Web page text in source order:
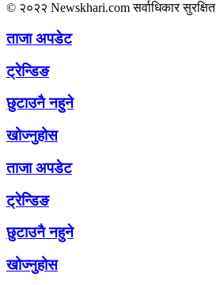
© २०२२ Newskhari.com सर्वाधिकार सुरक्षित
ताजा अपडेट
ट्रेन्डिङ
छुटाउनै नहुने
खोज्नुहोस
ताजा अपडेट
ट्रेन्डिङ
छुटाउनै नहुने
खोज्नुहोस